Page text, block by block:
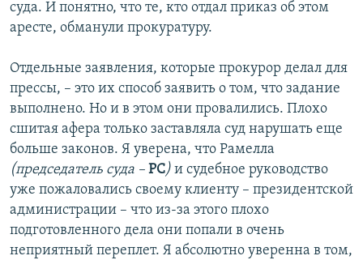
суда. И понятно, что те, кто отдал приказ об этом
аресте, обманули прокуратуру.
Отдельные заявления, которые прокурор делал для
прессы, – это их способ заявить о том, что задание
выполнено. Но и в этом они провалились. Плохо
сшитая афера только заставляла суд нарушать еще
больше законов. Я уверена, что Рамелла
(председатель суда – РС) и судебное руководство
уже пожаловались своему клиенту – президентской
администрации – что из-за этого плохо
подготовленного дела они попали в очень
неприятный переплет. Я абсолютно уверенна в том,